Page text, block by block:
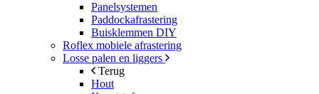
Panelsystemen
Paddockafrastering
Buisklemmen DIY
Roflex mobiele afrastering
Losse palen en liggers
Terug
Hout